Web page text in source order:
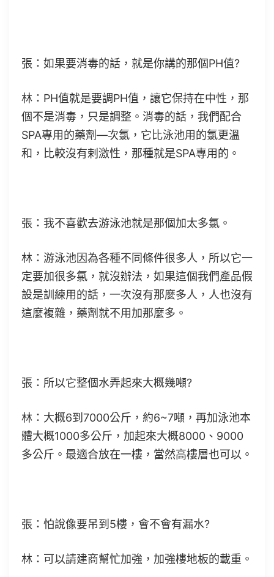
張：如果要消毒的話，就是你講的那個PH值?
林：PH值就是要調PH值，讓它保持在中性，那
個不是消毒，只是調整。消毒的話，我們配合
SPA專用的藥劑—次氯，它比泳池用的氯更溫
和，比較沒有剌激性，那種就是SPA專用的。
張：我不喜歡去游泳池就是那個加太多氯。
林：游泳池因為各種不同條件很多人，所以它一
定要加很多氯，就沒辦法，如果這個我們產品假
設是訓練用的話，一次沒有那麼多人，人也沒有
這麼複雜，藥劑就不用加那麼多。
張：所以它整個水弄起來大概幾噸?
林：大概6到7000公斤，約6~7噸，再加泳池本
體大概1000多公斤，加起來大概8000、9000
多公斤。最適合放在一樓，當然高樓層也可以。
張：怕說像要吊到5樓，會不會有漏水?
林：可以請建商幫忙加強，加強樓地板的載重。